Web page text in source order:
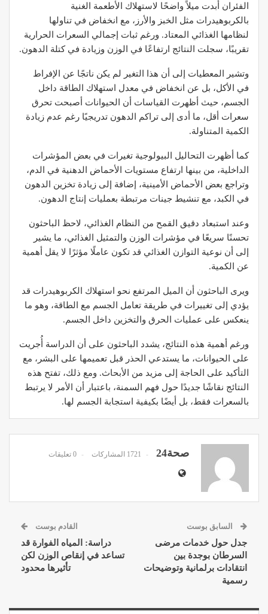
الفئران أبدت ميلاً واضحًا لاستهلاك الأطعمة الغنية
بالكربوهيدرات مثل الخبز والأرز، مع انخفاض في تناولها
لنظامها الغذائي المعتاد. ورغم ثبات إجمالي السعرات الحرارية
تقريبًا، سجلت النتائج ارتفاعًا في الوزن وزيادة في كتلة الدهون.
وتشير المعطيات إلى أن هذا التغير لم يكن ناتجًا عن الإفراط
في الأكل، بل عن انخفاض في معدل استهلاك الطاقة داخل
الجسم، حيث أظهرت القياسات أن الحيوانات أصبحت تحرق
سعرات أقل، ما أدى إلى تراكم الدهون تدريجيًا رغم عدم زيادة
الكمية المتناولة.
كما أظهرت التحاليل البيولوجية تغيرات في بعض المؤشرات
الداخلية، من بينها ارتفاع مستويات الأحماض الدهنية في الدم،
وتراجع بعض الأحماض الأمينية، إضافة إلى زيادة تخزين الدهون
في الكبد، مع تنشيط جينات مرتبطة بعمليات إنتاج الدهون.
وعند استبعاد دقيق القمح من النظام الغذائي، لاحظ الباحثون
تحسنًا سريعًا في مؤشرات الوزن والتمثيل الغذائي، ما يشير
إلى أن نوعية التوازن الغذائي قد تكون عاملًا مؤثرًا لا يقل أهمية
عن الكمية.
ويرى الباحثون أن الميل المرتفع نحو استهلاك الكربوهيدرات قد
يؤدي إلى تغييرات في طريقة تعامل الجسم مع الطاقة، وهو ما
ينعكس على عمليات الحرق والتخزين داخل الجسم.
ورغم أهمية هذه النتائج، يشدد الباحثون على أن الدراسة أُجريت
على الحيوانات، ما يستدعي الحذر قبل تعميمها على البشر، مع
التأكيد على الحاجة إلى مزيد من الأبحاث. ومع ذلك، تفتح هذه
النتائج نقاشًا جديدًا حول فهم السمنة، باعتبار أن الأمر لا يرتبط
بالسعرات فقط، بل أيضًا بكيفية استجابة الجسم لها.
صحة24 1721 المشاركات 0 تعليقات
السابق بوست
جدل حول خدمات مرضى
السرطان بوجدة بين
انتقادات برلمانية وتوضيحات
رسمية
القادم بوست
دراسة: المياه الفوارة قد
تساعد في إنقاص الوزن لكن
تأثيرها محدود